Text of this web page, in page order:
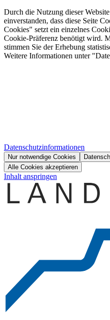
Durch die Nutzung dieser
einverstanden, dass diese Seite
Cookies" setzt ein einzelnes
Cookie-Präferenz benötigt wird.
stimmen Sie der Erhebung
Weitere Informationen unter
Datenschutzinformationen
Nur notwendige Cookies
Alle Cookies akzeptieren
Inhalt anspringen